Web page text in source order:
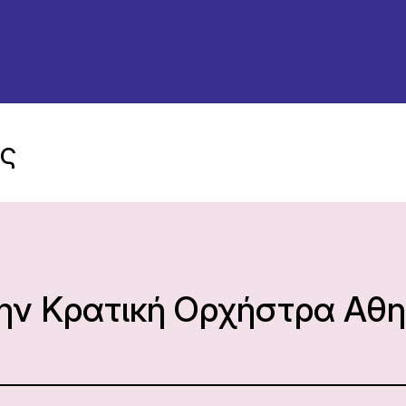
Κρατική Ορχήστρα